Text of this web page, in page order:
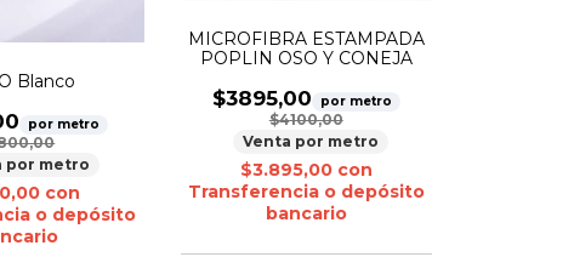
Blanco
por metro
por metro
con
o depósito
MICROFIBRA ESTAMPADA
POPLIN OSO Y CONEJA
$3895,00 por metro
$4100,00
Venta por metro
$3.895,00 con
Transferencia o depósito
bancario